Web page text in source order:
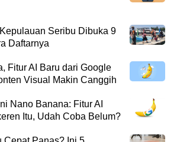
Seribu Dibuka 9
Daftarnya
Fitur AI Baru dari Google
Visual Makin Canggih
Nano Banana: Fitur AI
Itu, Udah Coba Belum?